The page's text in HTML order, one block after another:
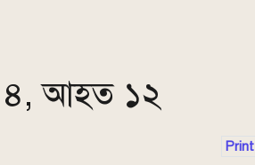
৪, আহত ১২
Print